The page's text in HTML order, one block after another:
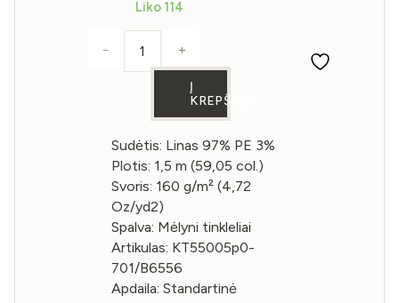
Liko 114
produkto kiekis: Lininė medžiaga su
- +
Į
KREPŠELĮ
Sudėtis: Linas 97% PE 3%
Plotis: 1,5 m (59,05 col.)
Svoris: 160 g/m² (4,72
Oz/yd2)
Spalva: Mėlyni tinkleliai
Artikulas: KT55005p0-
701/B6556
Apdaila: Standartinė